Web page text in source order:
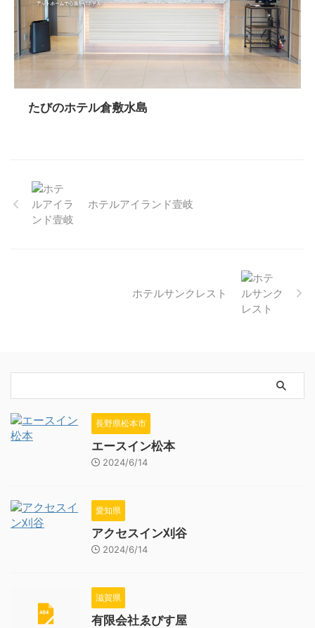
たびのホテル倉敷水島
ホテルアイランド壹岐
ホテルサンクレスト
長野県松本市
エースイン松本
2024/6/14
愛知県
アクセスイン刈谷
2024/6/14
滋賀県
有限会社ゑびす屋